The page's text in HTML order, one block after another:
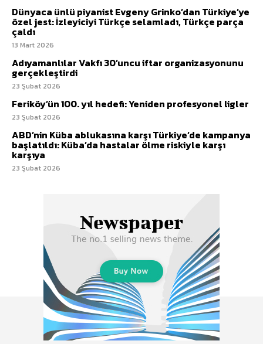
Dünyaca ünlü piyanist Evgeny Grinko’dan Türkiye’ye
özel jest: İzleyiciyi Türkçe selamladı, Türkçe parça
çaldı
13 Mart 2026
Adıyamanlılar Vakfı 30’uncu iftar organizasyonunu
gerçekleştirdi
23 Şubat 2026
Feriköy’ün 100. yıl hedefi: Yeniden profesyonel ligler
23 Şubat 2026
ABD’nin Küba ablukasına karşı Türkiye’de kampanya
başlatıldı: Küba’da hastalar ölme riskiyle karşı
karşıya
23 Şubat 2026